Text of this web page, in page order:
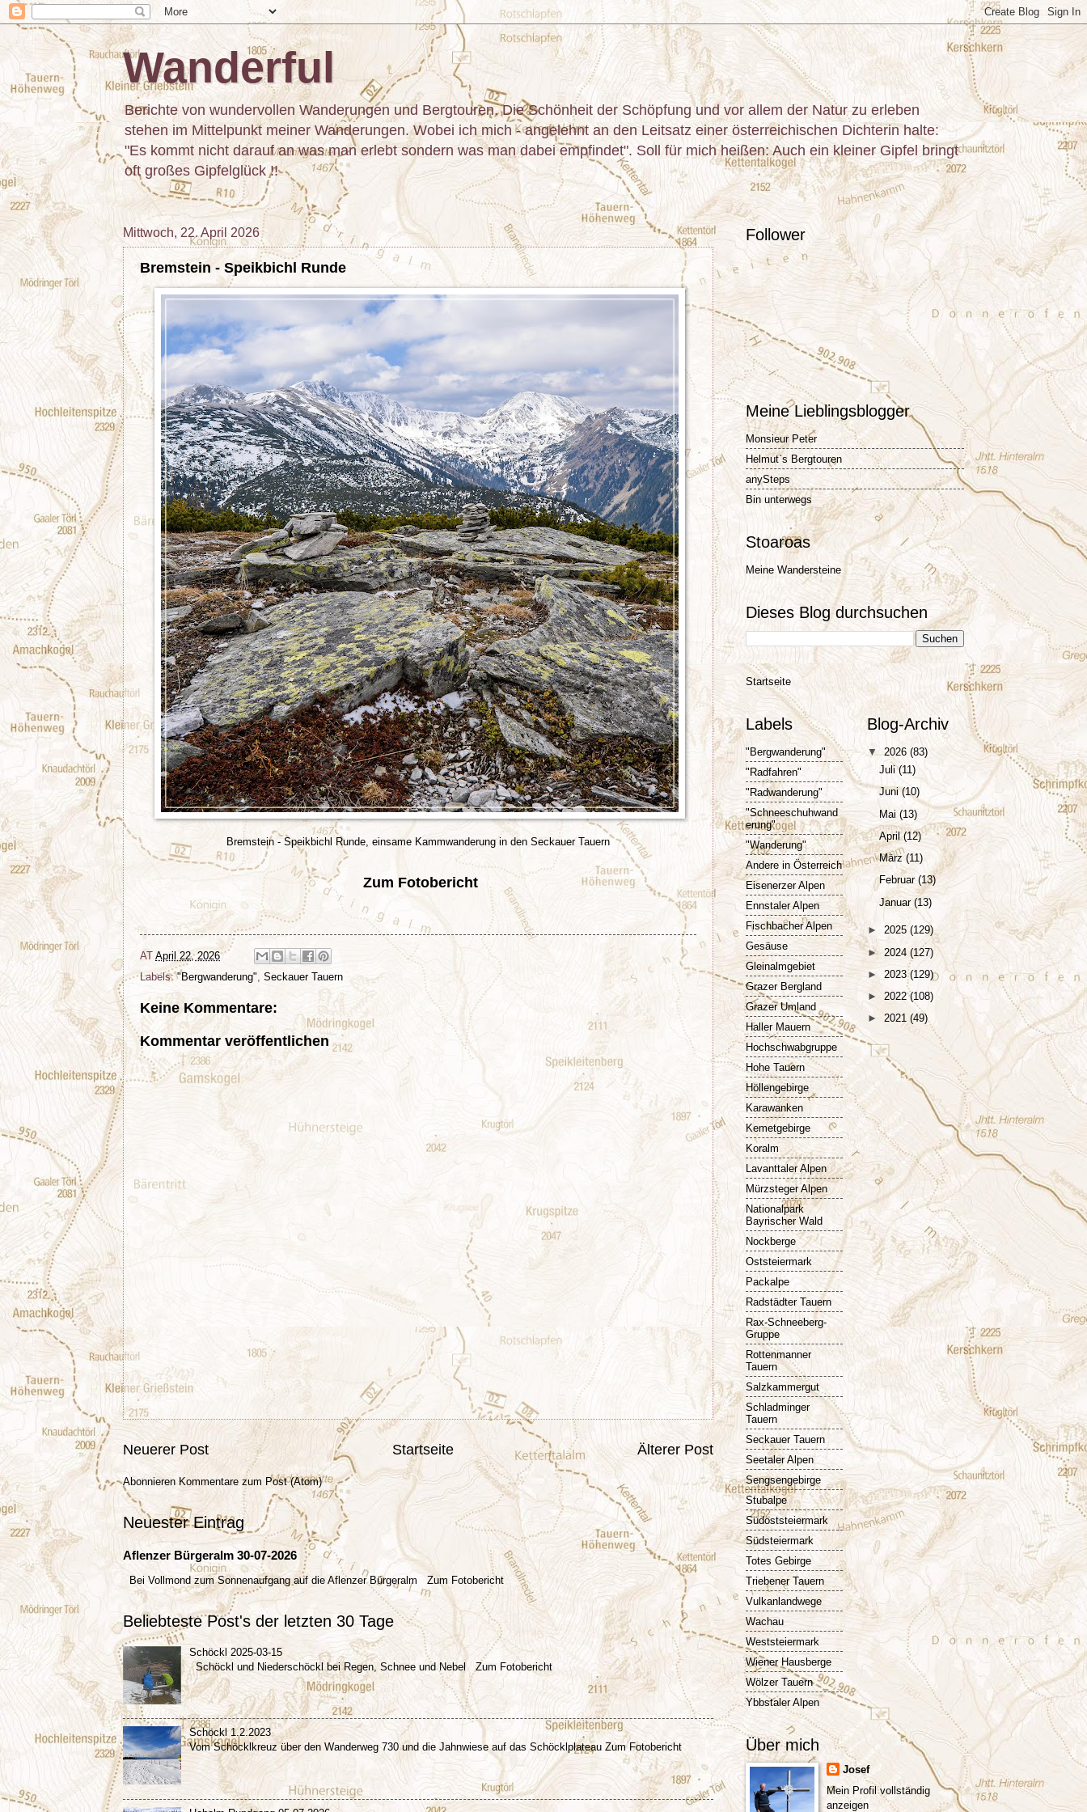
Wanderful
Berichte von wundervollen Wanderungen und Bergtouren. Die Schönheit der Schöpfung und vor allem der Natur zu erleben
stehen im Mittelpunkt meiner Wanderungen. Wobei ich mich - angelehnt an den Leitsatz einer österreichischen Dichterin halte:
"Es kommt nicht darauf an was man erlebt sondern was man dabei empfindet". Soll für mich heißen: Auch ein kleiner Gipfel bringt
oft großes Gipfelglück !!
Mittwoch, 22. April 2026
Bremstein - Speikbichl Runde
Bremstein - Speikbichl Runde, einsame Kammwanderung in den Seckauer Tauern
Zum Fotobericht
AT April 22, 2026
Labels:"Bergwanderung", Seckauer Tauern
Keine Kommentare:
Kommentar veröffentlichen
Neuerer Post Älterer Post
Startseite
Abonnieren Kommentare zum Post (Atom)
Neuester Eintrag
Aflenzer Bürgeralm 30-07-2026
Bei Vollmond zum Sonnenaufgang auf die Aflenzer Bürgeralm Zum Fotobericht
Beliebteste Post's der letzten 30 Tage
Schöckl 2025-03-15
Schöckl und Niederschöckl bei Regen, Schnee und Nebel Zum Fotobericht
Schöckl 1.2.2023
Vom Schöcklkreuz über den Wanderweg 730 und die Jahnwiese auf das Schöcklplateau Zum Fotobericht
Follower
Meine Lieblingsblogger
Monsieur Peter
Helmut`s Bergtouren
anySteps
Bin unterwegs
Stoaroas
Meine Wandersteine
Dieses Blog durchsuchen
Startseite
Labels
"Bergwanderung"
"Radfahren"
"Radwanderung"
"Schneeschuhwand
erung"
"Wanderung"
Andere in Österreich
Eisenerzer Alpen
Ennstaler Alpen
Fischbacher Alpen
Gesäuse
Gleinalmgebiet
Grazer Bergland
Grazer Umland
Haller Mauern
Hochschwabgruppe
Hohe Tauern
Höllengebirge
Karawanken
Kemetgebirge
Koralm
Lavanttaler Alpen
Mürzsteger Alpen
Nationalpark
Bayrischer Wald
Nockberge
Oststeiermark
Packalpe
Radstädter Tauern
Rax-Schneeberg-
Gruppe
Rottenmanner
Tauern
Salzkammergut
Schladminger
Tauern
Seckauer Tauern
Seetaler Alpen
Sengsengebirge
Stubalpe
Südoststeiermark
Südsteiermark
Totes Gebirge
Triebener Tauern
Vulkanlandwege
Wachau
Weststeiermark
Wiener Hausberge
Wölzer Tauern
Ybbstaler Alpen
Blog-Archiv
▼ 2026 (83)
Juli(11)
Juni(10)
Mai(13)
April(12)
März(11)
Februar(13)
Januar(13)
► 2025 (129)
► 2024 (127)
► 2023(129)
► 2022(108)
► 2021 (49)
Über mich
Josef
Mein Profil vollständig
anzeigen